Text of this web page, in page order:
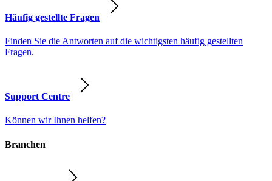
Häufig gestellte Fragen
Finden Sie die Antworten auf die wichtigsten häufig gestellten
Fragen.
Support Centre
Können wir Ihnen helfen?
Branchen